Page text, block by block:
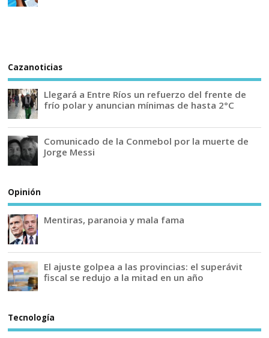
Cazanoticias
Llegará a Entre Ríos un refuerzo del frente de
frío polar y anuncian mínimas de hasta 2°C
Comunicado de la Conmebol por la muerte de
Jorge Messi
Opinión
Mentiras, paranoia y mala fama
El ajuste golpea a las provincias: el superávit
fiscal se redujo a la mitad en un año
Tecnología